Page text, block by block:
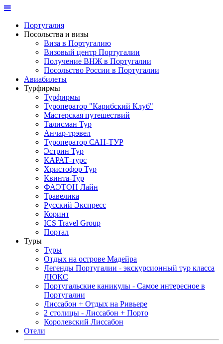
Португалия
Посольства и визы
Виза в Португалию
Визовый центр Португалии
Получение ВНЖ в Португалии
Посольство России в Португалии
Авиабилеты
Турфирмы
Турфирмы
Туроператор "Карибский Клуб"
Мастерская путешествий
Талисман Тур
Анчар-трэвел
Туроператор САН-ТУР
Эстрин Тур
КАРАТ-турс
Христофор Тур
Квинта-Тур
ФАЭТОН Лайн
Травелика
Русский Экспресс
Коринт
ICS Travel Group
Портал
Туры
Туры
Отдых на острове Мадейра
Легенды Португалии - экскурсионный тур класса
ЛЮКС
Португальские каникулы - Самое интересное в
Португалии
Лиссабон + Отдых на Ривьере
2 столицы - Лиссабон + Порто
Королевский Лиссабон
Отели